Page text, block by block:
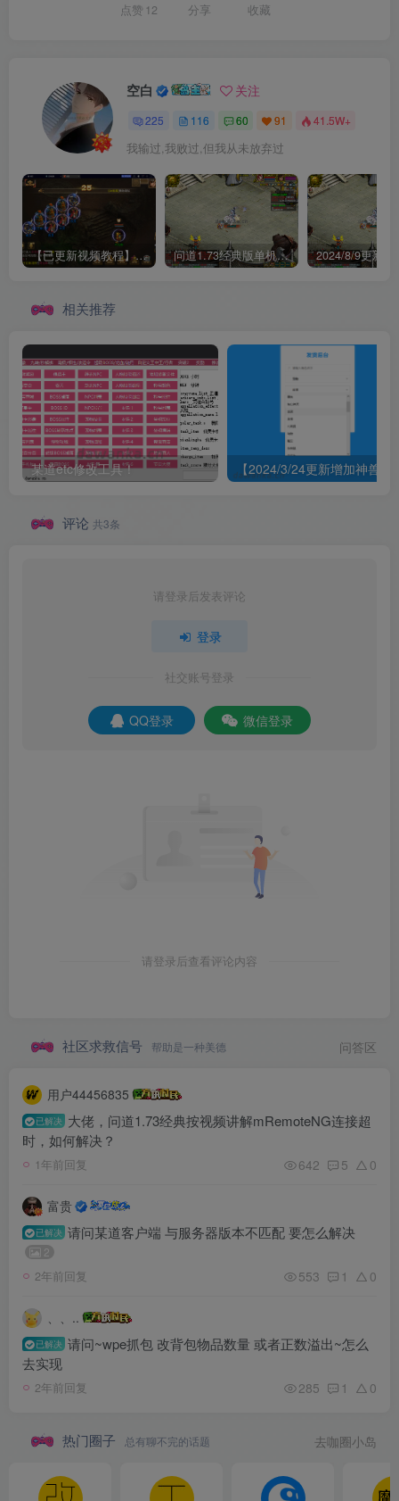
点赞 12 分享 收藏
空白 关注
225 116 60 91 41.5W+
我输过,我败过,但我从未放弃过
【已更新视频教程】某道五周年单机一键端所有任务均可单机！ 问道1.73经典版单机文字教程+视频教程免费下载【2024/7/30更新】
相关推荐
某道etc修改工具！
评论 共3条
请登录后发表评论
登录
社交账号登录
QQ登录 微信登录
请登录后查看评论内容
社区求救信号 帮助是一种美德 问答区
用户44456835
已解决 大佬，问道1.73经典按视频讲解mRemoteNG连接超
时，如何解决？
1年前回复 642 5 0
富贵
已解决 请问某道客户端 与服务器版本不匹配 要怎么解决
2
2年前回复 553 1 0
、、..
已解决 请问~wpe抓包 改背包物品数量 或者正数溢出~怎么
去实现
2年前回复 285 1 0
热门圈子 总有聊不完的话题 去咖圈小岛